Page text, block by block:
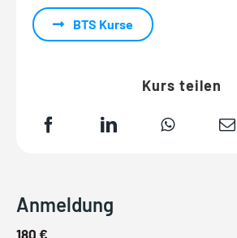
BTS Kurse
Kurs teilen
Anmeldung
180 €